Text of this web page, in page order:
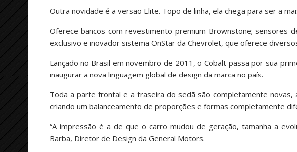
Outra novidade é a versão Elite. Topo de linha, ela chega para ser a
Oferece bancos com revestimento premium Brownstone; sensores
exclusivo e inovador sistema OnStar da Chevrolet, que oferece
Lançado no Brasil em novembro de 2011, o Cobalt passa por sua
inaugurar a nova linguagem global de design da marca no país.
Toda a parte frontal e a traseira do sedã são completamente
criando um balanceamento de proporções e formas completamente
“A impressão é a de que o carro mudou de geração, tamanha a
Barba, Diretor de Design da General Motors.